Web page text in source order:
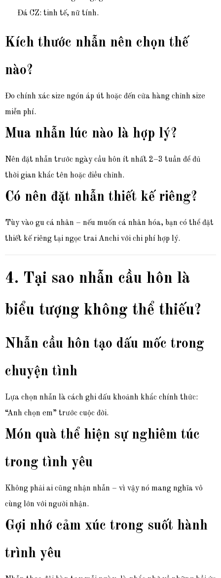
Đá CZ: tinh tế, nữ tính.
Kích thước nhẫn nên chọn thế
nào?
Đo chính xác size ngón áp út hoặc đến cửa hàng chỉnh size
miễn phí.
Mua nhẫn lúc nào là hợp lý?
Nên đặt nhẫn trước ngày cầu hôn ít nhất 2–3 tuần để đủ
thời gian khắc tên hoặc điều chỉnh.
Có nên đặt nhẫn thiết kế riêng?
Tùy vào gu cá nhân – nếu muốn cá nhân hóa, bạn có thể đặt
thiết kế riêng tại ngọc trai Anchi với chi phí hợp lý.
4. Tại sao nhẫn cầu hôn là
biểu tượng không thể thiếu?
Nhẫn cầu hôn tạo dấu mốc trong
chuyện tình
Lựa chọn nhẫn là cách ghi dấu khoảnh khắc chính thức:
“Anh chọn em” trước cuộc đời.
Món quà thể hiện sự nghiêm túc
trong tình yêu
Không phải ai cũng nhận nhẫn – vì vậy nó mang nghĩa vô
cùng lớn với người nhận.
Gợi nhớ cảm xúc trong suốt hành
trình yêu